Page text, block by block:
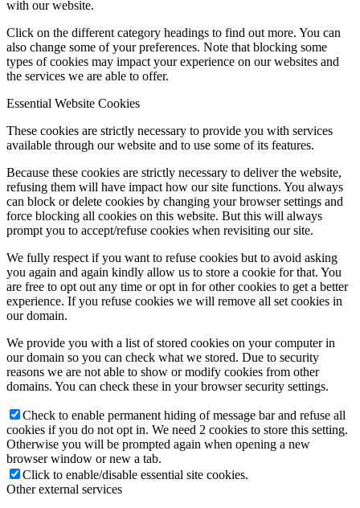
with our website.
Click on the different category headings to find out more. You can
also change some of your preferences. Note that blocking some
types of cookies may impact your experience on our websites and
the services we are able to offer.
Essential Website Cookies
These cookies are strictly necessary to provide you with services
available through our website and to use some of its features.
Because these cookies are strictly necessary to deliver the website,
refusing them will have impact how our site functions. You always
can block or delete cookies by changing your browser settings and
force blocking all cookies on this website. But this will always
prompt you to accept/refuse cookies when revisiting our site.
We fully respect if you want to refuse cookies but to avoid asking
you again and again kindly allow us to store a cookie for that. You
are free to opt out any time or opt in for other cookies to get a better
experience. If you refuse cookies we will remove all set cookies in
our domain.
We provide you with a list of stored cookies on your computer in
our domain so you can check what we stored. Due to security
reasons we are not able to show or modify cookies from other
domains. You can check these in your browser security settings.
Check to enable permanent hiding of message bar and refuse all
cookies if you do not opt in. We need 2 cookies to store this setting.
Otherwise you will be prompted again when opening a new
browser window or new a tab.
Click to enable/disable essential site cookies.
Other external services